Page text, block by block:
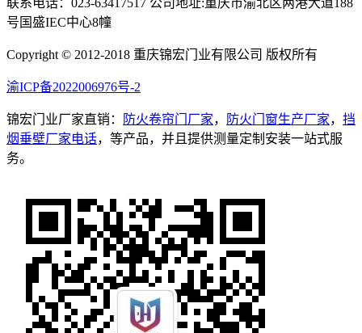
联系电话：023-63417517 公司地址:重庆市渝北区两港大道188
号国盛IEC中心8幢
Copyright © 2012-2018 重庆锦宏门业有限公司 版权所有
渝ICP备2022006976号-2
锦宏门业厂家直销： 防火卷帘门厂家， 防火门窗生产厂家， 挡
烟垂壁厂家电话，等产品，并且提供测量定制安装一站式服
务。